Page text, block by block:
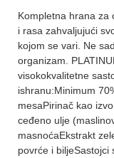
Kompletna hrana za
i rasa zahvaljujući
kojom se vari. Ne
organizam.
visokokvalitetne
ishranu:Minimum
mesaPirinač kao
ceđeno ulje
masnoćaEkstrakt
povrće i biljeSastojci